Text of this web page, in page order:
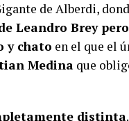
de Alberdi,
Leandro Brey
y chato en el que el
Medina que
distinta